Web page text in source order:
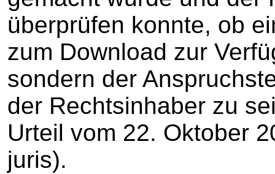
überprüfen konnte, ob
zum Download zur
sondern der
der Rechtsinhaber zu
Urteil vom 22. Oktober
juris).